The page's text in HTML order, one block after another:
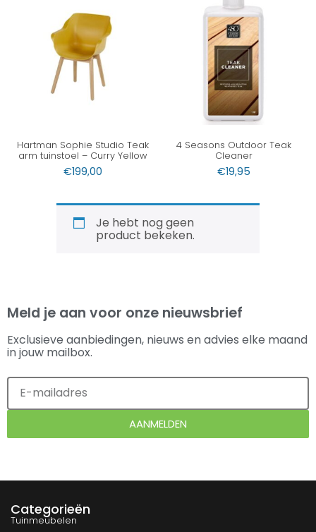
Hartman Sophie Studio Teak
arm tuinstoel – Curry Yellow
€199,00
4 Seasons Outdoor Teak
Cleaner
€19,95
Je hebt nog geen
product bekeken.
Meld je aan voor onze nieuwsbrief
Exclusieve aanbiedingen, nieuws en advies elke maand
in jouw mailbox.
AANMELDEN
Categorieën
Tuinmeubelen